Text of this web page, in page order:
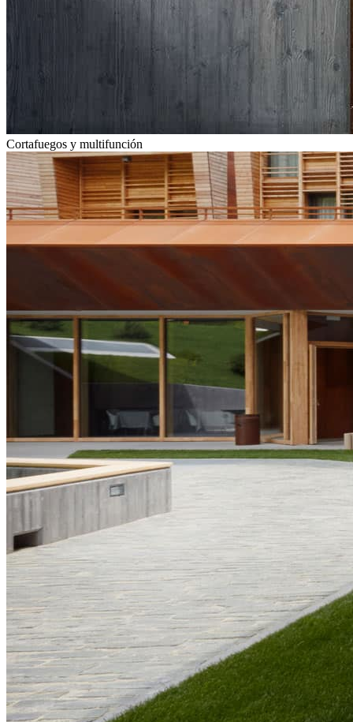
Cortafuegos y multifunción